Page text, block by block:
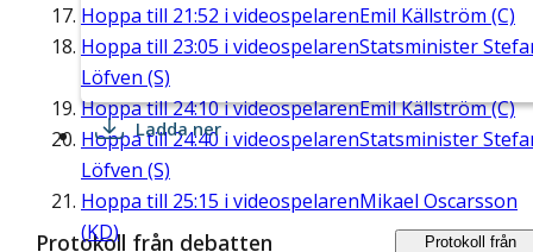
Hoppa till 21:52 i videospelarenEmil Källström (C)
Hoppa till 23:05 i videospelarenStatsminister
Löfven (S)
Hoppa till24:10i videospelarenEmil Källström (C)
Hoppa till24:40 i videospelarenStatsminister
Löfven (S)
Hoppa till 25:15 i videospelarenMikael Oscarsson
(KD)
Ladda ner
Protokoll från debatten
Protokoll från